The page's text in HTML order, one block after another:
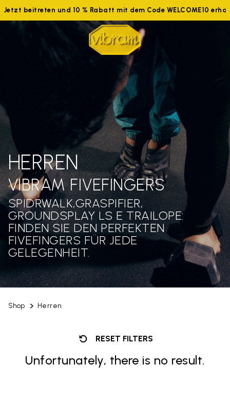
Jetzt beitreten und 10 % Rabatt mit dem Code WELCOME10
Shop Herren
HERREN
VIBRAM FIVEFINGERS
SPIDRWALK,GRASPIFIER,
GROUNDSPLAY LS E TRAILOPE:
FINDEN SIE DEN PERFEKTEN
FIVEFINGERS FÜR JEDE
GELEGENHEIT.
RESET FILTERS
Unfortunately, there is no result.